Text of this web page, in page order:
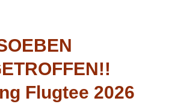
Flugtee 2026